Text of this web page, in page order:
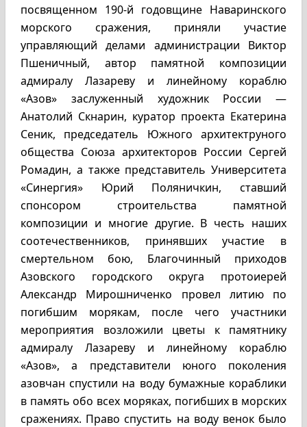
посвященном 190-й годовщине Наваринского
морского сражения, приняли участие
управляющий делами администрации Виктор
Пшеничный, автор памятной композиции
адмиралу Лазареву и линейному кораблю
«Азов» заслуженный художник России —
Анатолий Скнарин, куратор проекта Екатерина
Сеник, председатель Южного архитектруного
общества Союза архитекторов России Сергей
Ромадин, а также представитель Университета
«Синергия» Юрий Поляничкин, ставший
спонсором строительства памятной
композиции и многие другие. В честь наших
соотечественников, принявших участие в
смертельном бою, Благочинный приходов
Азовского городского округа протоиерей
Александр Мирошниченко провел литию по
погибшим морякам, после чего участники
мероприятия возложили цветы к памятнику
адмиралу Лазареву и линейному кораблю
«Азов», а представители юного поколения
азовчан спустили на воду бумажные кораблики
в память обо всех моряках, погибших в морских
сражениях. Право спустить на воду венок было